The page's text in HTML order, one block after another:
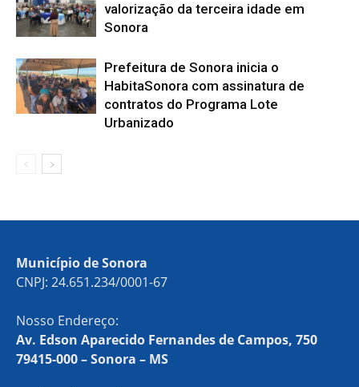
valorização da terceira idade em
Sonora
Prefeitura de Sonora inicia o
HabitaSonora com assinatura de
contratos do Programa Lote
Urbanizado
Município de Sonora
CNPJ: 24.651.234/0001-67
Nosso Endereço:
Av. Edson Aparecido Fernandes de Campos, 750
79415-000 – Sonora – MS